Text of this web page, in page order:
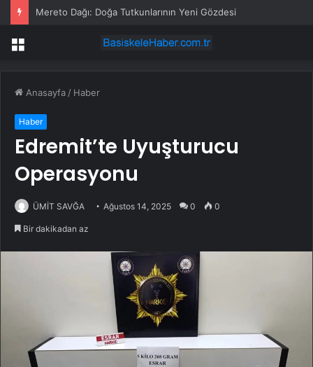
Mereto Dağı: Doğa Tutkunlarının Yeni Gözdesi
Menü
Anasayfa / Haber
Haber
Edremit’te Uyuşturucu
Operasyonu
ÜMİT SAVĞA Ağustos 14, 2025 0 0
Bir dakikadan az